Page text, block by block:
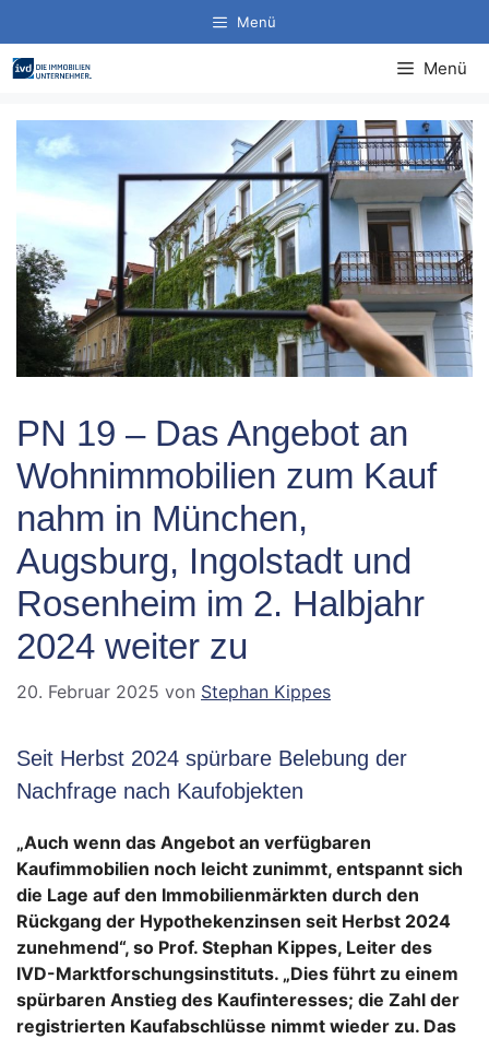
Inhalt
springen
Menü
Menü
PN 19 – Das Angebot an
Wohnimmobilien zum Kauf
nahm in München,
Augsburg, Ingolstadt und
Rosenheim im 2. Halbjahr
2024 weiter zu
20. Februar 2025 von Stephan Kippes
Seit Herbst 2024 spürbare Belebung der
Nachfrage nach Kaufobjekten
„Auch wenn das Angebot an verfügbaren
Kaufimmobilien noch leicht zunimmt, entspannt sich
die Lage auf den Immobilienmärkten durch den
Rückgang der Hypothekenzinsen seit Herbst 2024
zunehmend“, so Prof. Stephan Kippes, Leiter des
IVD-Marktforschungsinstituts. „Dies führt zu einem
spürbaren Anstieg des Kaufinteresses; die Zahl der
registrierten Kaufabschlüsse nimmt wieder zu. Das